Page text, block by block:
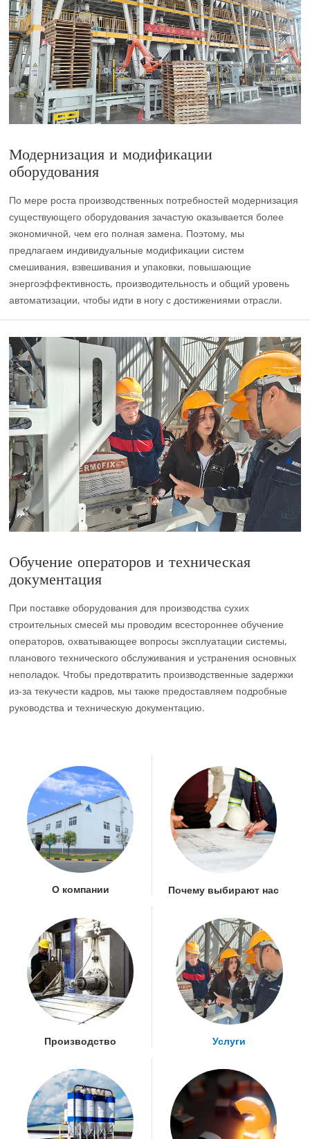
Модернизация и модификации
оборудования
По мере роста производственных потребностей модернизация
существующего оборудования зачастую оказывается более
экономичной, чем его полная замена. Поэтому, мы
предлагаем индивидуальные модификации систем
смешивания, взвешивания и упаковки, повышающие
энергоэффективность, производительность и общий уровень
автоматизации, чтобы идти в ногу с достижениями отрасли.
Обучение операторов и техническая
документация
При поставке оборудования для производства сухих
строительных смесей мы проводим всестороннее обучение
операторов, охватывающее вопросы эксплуатации системы,
планового технического обслуживания и устранения основных
неполадок. Чтобы предотвратить производственные задержки
из-за текучести кадров, мы также предоставляем подробные
руководства и техническую документацию.
О компании Почему выбирают нас
Производство Услуги